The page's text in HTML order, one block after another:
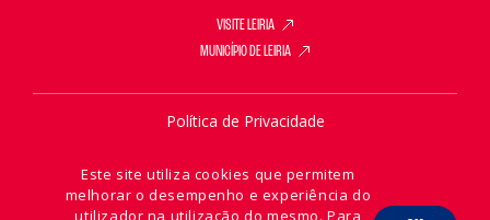
VISITE LEIRIA
MUNICÍPIO DE LEIRIA
Política de Privacidade
Este site utiliza cookies que permitem
melhorar o desempenho e experiência do
utilizador na utilização do mesmo. Para